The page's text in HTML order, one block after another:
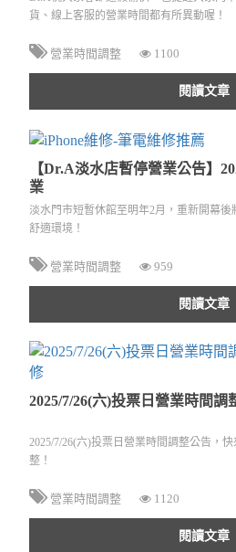
貨、線上客服的營業時間都有所異動喔！
營業時間調整 1100
閱讀文章
【Dr.A淡水店暫停營業公告】
業
淡水門市短暫休館至明年2月，重新開幕
舒適環境！
營業時間調整 959
閱讀文章
2025/7/26(六)投票日營業時間調
2025/7/26(六)投票日營業時間調整公告，
整！
營業時間調整 1120
閱讀文章